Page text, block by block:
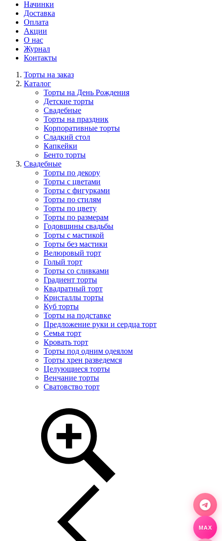
Начинки
Доставка
Оплата
Акции
О нас
Журнал
Контакты
Торты на заказ
Каталог
Торты на День Рождения
Детские торты
Свадебные
Торты на праздник
Корпоративные торты
Сладкий стол
Капкейки
Бенто торты
Свадебные
Торты по декору
Торты с цветами
Торты с фигурками
Торты по стилям
Торты по цвету
Торты по размерам
Годовщины свадьбы
Торты с мастикой
Торты без мастики
Велюровый торт
Голый торт
Торты со сливками
Градиент торты
Квадратный торт
Кристаллы торты
Куб торты
Торты на подставке
Предложение руки и сердца торт
Семья торт
Кровать торт
Торты под одним одеялом
Торты хрен разведемся
Целующиеся торты
Венчание торты
Сватовство торт
MAX